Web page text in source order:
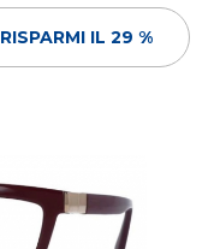
RISPARMI IL 29 %